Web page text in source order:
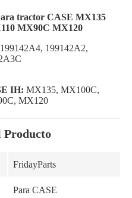
tractor CASE MX135
MX90C MX120
199142A4, 199142A2,
IH: MX135, MX100C,
MX120
Producto
FridayParts
Para CASE